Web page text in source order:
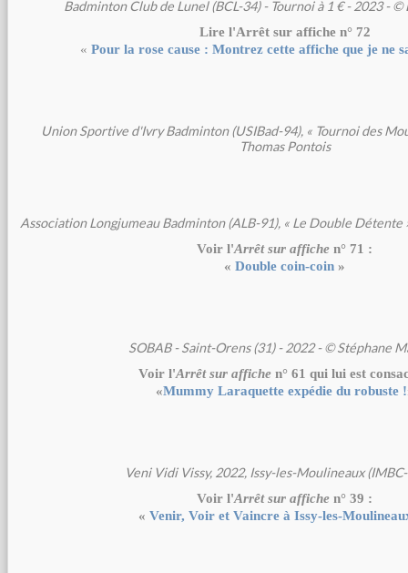
Badminton Club de Lunel (BCL-34) - Tournoi à 1 € - 2023 -
Lire l'Arrêt sur affiche n° 72
«Pour la rose cause : Montrez cette affiche que je ne
Union Sportive d'Ivry Badminton (USIBad-94), « Tournoi des
Thomas Pontois
Association Longjumeau Badminton (ALB-91), « Le Double Détente
Voir l'Arrêt sur affiche n° 71 :
«Double coin-coin »
SOBAB - Saint-Orens (31) - 2022 - © Stéphane
Voir l'Arrêt sur affiche n° 61 qui lui est
«Mummy Laraquette expédie du robuste !
Veni Vidi Vissy, 2022, Issy-les-Moulineaux
Voir l'Arrêt sur affiche n° 39 :
« Venir, Voir et Vaincre à Issy-les-